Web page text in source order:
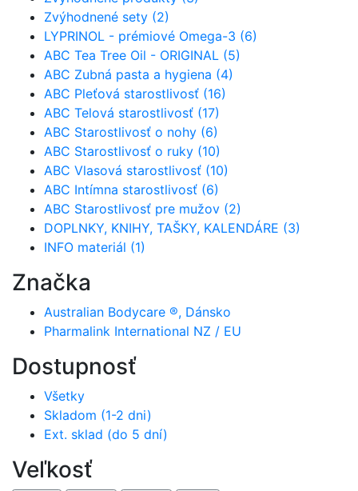
Zvýhodnené sety (2)
LYPRINOL - prémiové Omega-3 (6)
ABC Tea Tree Oil - ORIGINAL (5)
ABC Zubná pasta a hygiena (4)
ABC Pleťová starostlivosť (16)
ABC Telová starostlivosť (17)
ABC Starostlivosť o nohy (6)
ABC Starostlivosť o ruky (10)
ABC Vlasová starostlivosť (10)
ABC Intímna starostlivosť (6)
ABC Starostlivosť pre mužov (2)
DOPLNKY, KNIHY, TAŠKY, KALENDÁRE (3)
INFO materiál (1)
Značka
Australian Bodycare ®, Dánsko
Pharmalink International NZ / EU
Dostupnosť
Všetky
Skladom (1-2 dni)
Ext. sklad (do 5 dní)
Veľkosť